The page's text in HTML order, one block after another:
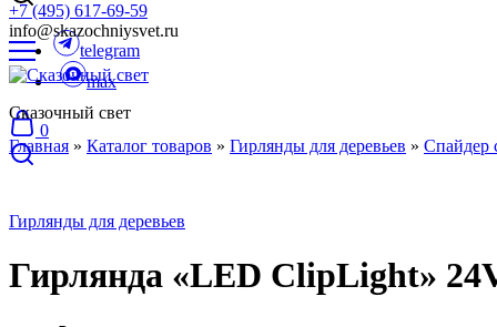
telegram
max
0
+7 (495) 617-69-59
info@skazochniysvet.ru
Сказочный свет
Главная » Каталог товаров » Гирлянды для деревьев » Спайдер
Гирлянды для деревьев
Гирлянда «LED ClipLight»